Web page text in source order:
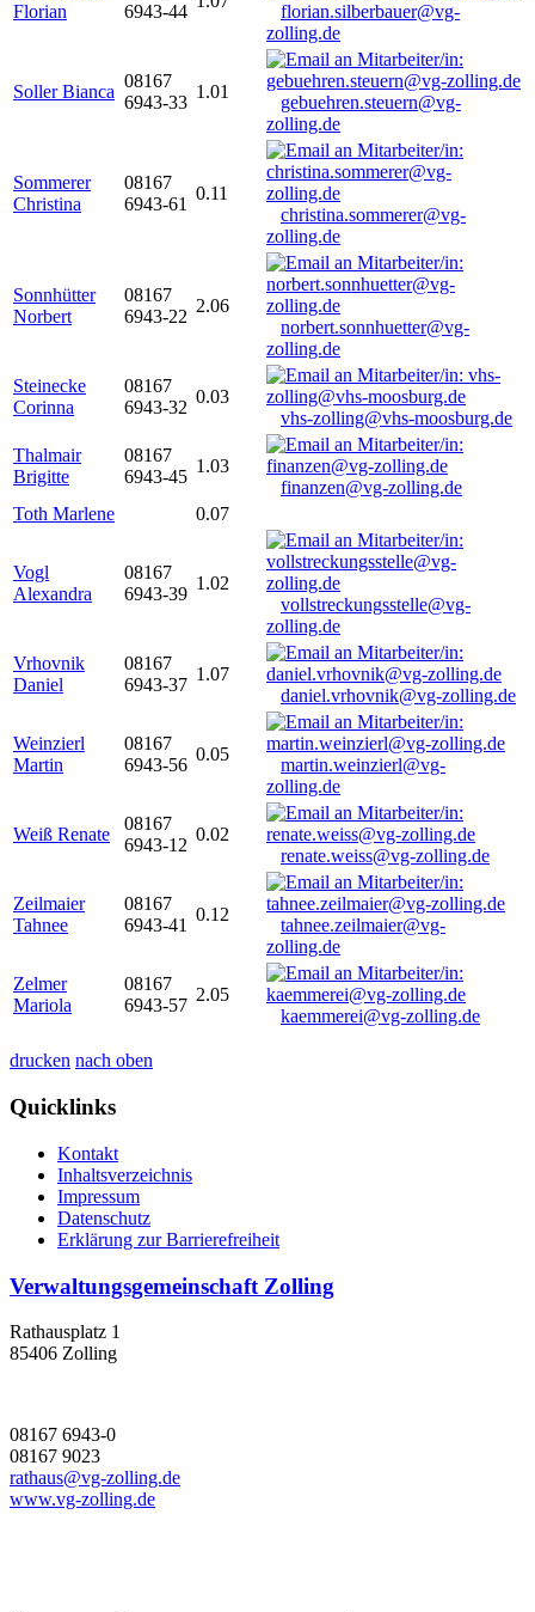
Florian
6943-44
florian.silberbauer@vg-
zolling.de
Soller Bianca
08167
6943-33
1.01
gebuehren.steuern@vg-
zolling.de
Sommerer
Christina
08167
6943-61
0.11
christina.sommerer@vg-
zolling.de
Sonnhütter
Norbert
08167
6943-22
2.06
norbert.sonnhuetter@vg-
zolling.de
Steinecke
Corinna
08167
6943-32
0.03
vhs-zolling@vhs-moosburg.de
Thalmair
Brigitte
08167
6943-45
1.03
finanzen@vg-zolling.de
Toth Marlene
0.07
Vogl
Alexandra
08167
6943-39
1.02
vollstreckungsstelle@vg-
zolling.de
Vrhovnik
Daniel
08167
6943-37
1.07
daniel.vrhovnik@vg-zolling.de
Weinzierl
Martin
08167
6943-56
0.05
martin.weinzierl@vg-
zolling.de
Weiß Renate
08167
6943-12
0.02
renate.weiss@vg-zolling.de
Zeilmaier
Tahnee
08167
6943-41
0.12
tahnee.zeilmaier@vg-
zolling.de
Zelmer
Mariola
08167
6943-57
2.05
kaemmerei@vg-zolling.de
drucken nach oben
Quicklinks
Kontakt
Inhaltsverzeichnis
Impressum
Datenschutz
Erklärung zur Barrierefreiheit
Verwaltungsgemeinschaft Zolling
Rathausplatz 1
85406 Zolling
08167 6943-0
08167 9023
rathaus@vg-zolling.de
www.vg-zolling.de